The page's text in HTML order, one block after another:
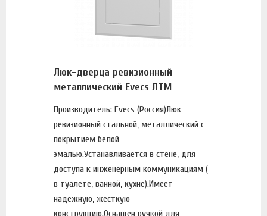
Люк-дверца ревизионный
металлический Evecs ЛТМ
Производитель: Evecs (Россия)Люк
ревизионный стальной, металлический с
покрытием белой
эмалью.Устанавливается в стене, для
доступа к инженерным коммуникациям (
в туалете, ванной, кухне).Имеет
надежную, жесткую
конструкцию.Оснащен ручкой для